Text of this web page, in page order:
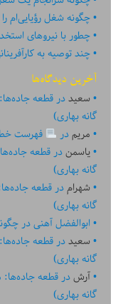
چگونه شغل رؤیایی‌ام
چطور با نیروهای
چند توصیه به
آخرین دیدگاه‌ها
سعیددر
گانه بهاری)
مریمدر فهرست
یاسمندر
گانه بهاری)
شهرامدر
گانه بهاری)
ابوالفضل آهنیدر
سعیددر
گانه بهاری)
آرشدر
گانه بهاری)